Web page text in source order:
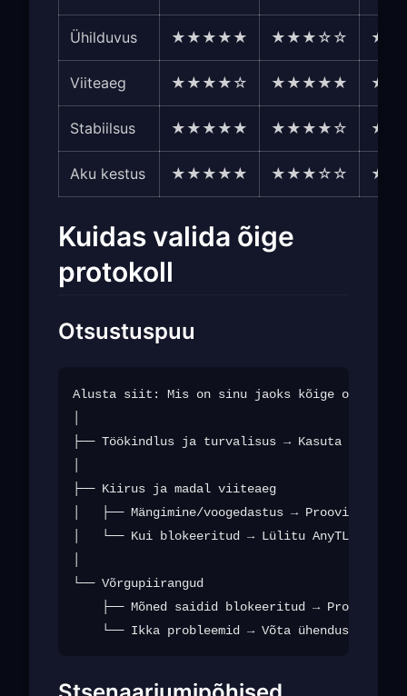
Ühilduvus ★★★★★ ★★★☆☆
Viiteaeg ★★★★☆ ★★★★★
Stabiilsus ★★★★★ ★★★★☆
Aku kestus ★★★★★ ★★★☆☆
Kuidas valida õige
protokoll
Otsustuspuu
Alusta siit: Mis on sinu jaoks kõige olulisem?
├── Töökindlus ja turvalisus → Kasuta AnyTLS-i
├── Kiirus ja madal viiteaeg
│   ├── Mängimine/voogedastus → Proovi
│   └── Kui blokeeritud → Lülitu AnyTLS-ile
└── Võrgupiirangud
├── Mõned saidid blokeeritud → Proovi